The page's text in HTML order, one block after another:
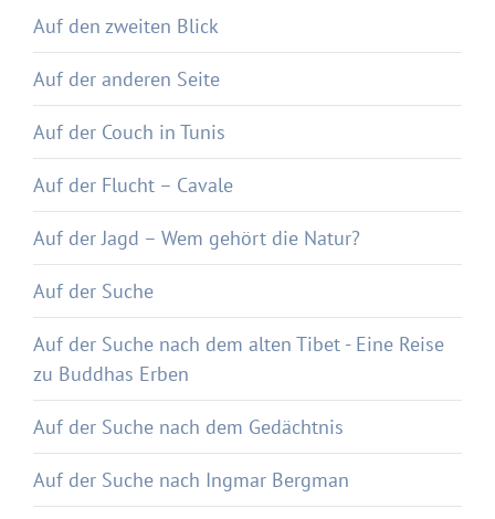
Auf den zweiten Blick
Auf der anderen Seite
Auf der Couch in Tunis
Auf der Flucht – Cavale
Auf der Jagd – Wem gehört die Natur?
Auf der Suche
Auf der Suche nach dem alten Tibet - Eine Reise
zu Buddhas Erben
Auf der Suche nach dem Gedächtnis
Auf der Suche nach Ingmar Bergman